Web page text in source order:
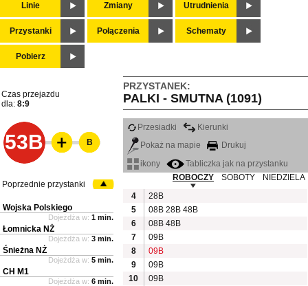
Linie Zmiany Utrudnienia
Przystanki Połączenia Schematy
Pobierz
PRZYSTANEK:
PALKI - SMUTNA (1091)
Czas przejazdu
dla: 8:9
53B
Przesiadki
Kierunki
Pokaż na mapie
Drukuj
ikony
Tabliczka jak na przystanku
ROBOCZY
SOBOTY
NIEDZIELA
4
28B
5
08B 28B 48B
6
08B 48B
7
09B
8
09B
9
09B
10
09B
B
Poprzednie przystanki
Wojska Polskiego
Dojeżdża w: 1 min.
Łomnicka NŻ
Dojeżdża w: 3 min.
Śnieżna NŻ
Dojeżdża w: 5 min.
CH M1
Dojeżdża w: 6 min.